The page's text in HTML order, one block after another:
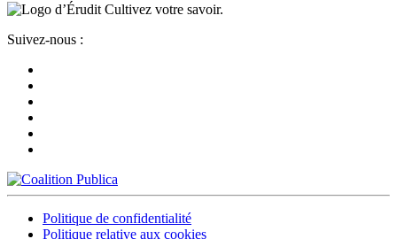
Cultivez votre savoir.
Suivez-nous :
Politique de confidentialité
Politique relative aux cookies